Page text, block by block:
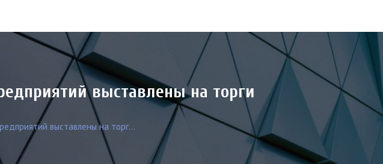
выставлены на торги
выставлены на торг...